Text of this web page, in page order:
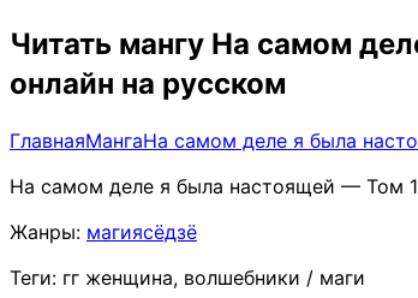
Читать мангу На самом
онлайн на русском
ГлавнаяМангаНа самом деле я была
На самом деле я была настоящей — Том
Жанры: магиясёдзё
Теги: гг женщина, волшебники / маги